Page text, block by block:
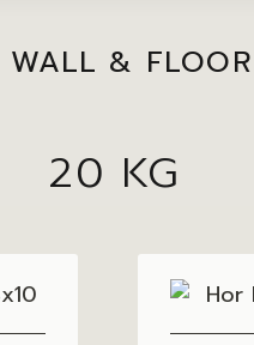
WALL &
20 KG